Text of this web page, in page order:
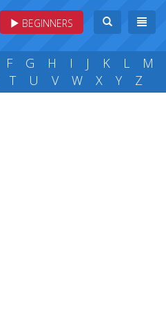
BEGINNERS
F G H I J K L
M
T U V W X Y Z